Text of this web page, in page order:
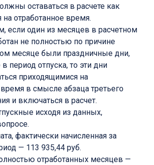
оставаться в расчете как
отработанное время.
если один из месяцев в расчетном
не полностью по причине
месяце были праздничные дни,
период отпуска, то эти дни
приходящимися на
в смысле абзаца третьего
и включаться в расчет.
исходя из данных,
фактически начисленная за
— 113 935,44 руб.
отработанных месяцев —